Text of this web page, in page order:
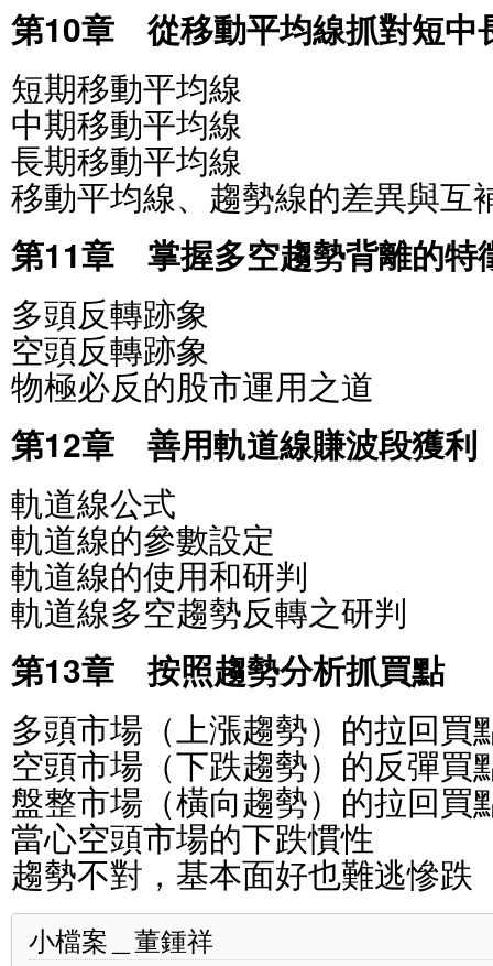
第10章 從移動平均線抓對短中
短期移動平均線
中期移動平均線
長期移動平均線
移動平均線、趨勢線的差異與互
第11章 掌握多空趨勢背離的特
多頭反轉跡象
空頭反轉跡象
物極必反的股市運用之道
第12章 善用軌道線賺波段獲利
軌道線公式
軌道線的參數設定
軌道線的使用和研判
軌道線多空趨勢反轉之研判
第13章 按照趨勢分析抓買點
多頭市場（上漲趨勢）的拉回買
空頭市場（下跌趨勢）的反彈買
盤整市場（橫向趨勢）的拉回買
當心空頭市場的下跌慣性
趨勢不對，基本面好也難逃慘跌
小檔案＿董鍾祥